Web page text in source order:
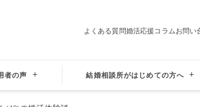
よくある質問婚活応援コラム お問い
者の声 結婚相談所がはじめての方へ
浜市の結婚相談所サンマリエ横浜みなとみらいサロン
カップルイ